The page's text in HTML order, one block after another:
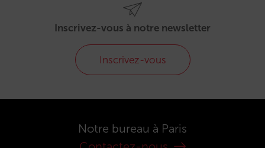
Inscrivez-vous à notre newsletter
Inscrivez-vous
Notre bureau à Paris